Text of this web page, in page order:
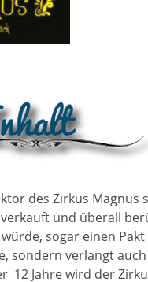
des Zirkus Magnus
und überall
sogar einen
sondern verlangt
12 Jahre wird der